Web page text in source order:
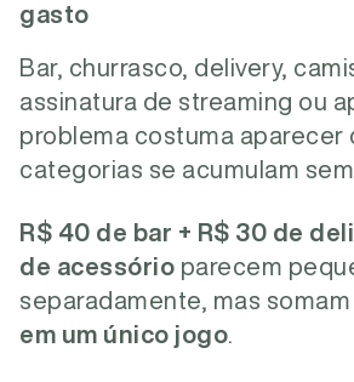
gasto
Bar, churrasco, delivery,
assinatura de streaming ou
problema costuma aparecer
categorias se acumulam
R$ 40 de bar + R$ 30 de
de acessório parecem
separadamente, mas
em um único jogo